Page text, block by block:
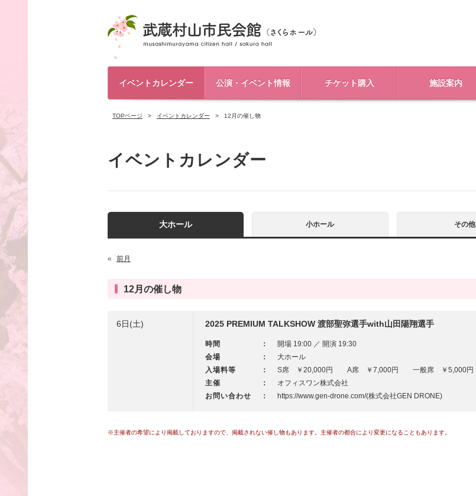
イベントカレンダー 公演・イベント情報 チケット購入 施設案内
TOPページ イベントカレンダー 12月の催し物
イベントカレンダー
大ホール 小ホール その他
前月
12月の催し物
6日(土) 2025 PREMIUM TALKSHOW 渡部聖弥選手with山田陽翔選手
時間 ：
開場 19:00 ／ 開演 19:30
会場
：
大ホール
入場料等
：
S席 ￥20,000円 A席 ￥7,000円 一般席 ￥5,000円
主催
：
オフィスワン株式会社
お問い合わせ
： https://www.gen-drone.com/(株式会社GEN DRONE)
※主催者の希望により掲載しておりますので、掲載されない催し物もあります。主催者の都合により変更になることもあります。